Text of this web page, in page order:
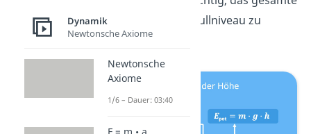
System auf ein Nullniveau zu
beziehen.
Dynamik
Newtonsche Axiome
Newtonsche
Axiome
1/6 – Dauer: 03:40
F = m • a